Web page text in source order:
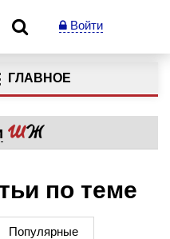
Войти
ГЛАВНОЕ
по теме
Популярные